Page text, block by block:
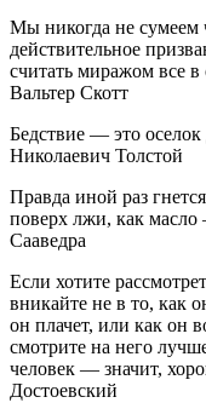
Мы никогда не сумеем
действительное
считать миражом все
Вальтер Скотт
Бедствие — это
Николаевич Толстой
Правда иной раз
поверх лжи, как
Сааведра
Если хотите
вникайте не в то, как
он плачет, или как он
смотрите на него
человек — значит,
Достоевский